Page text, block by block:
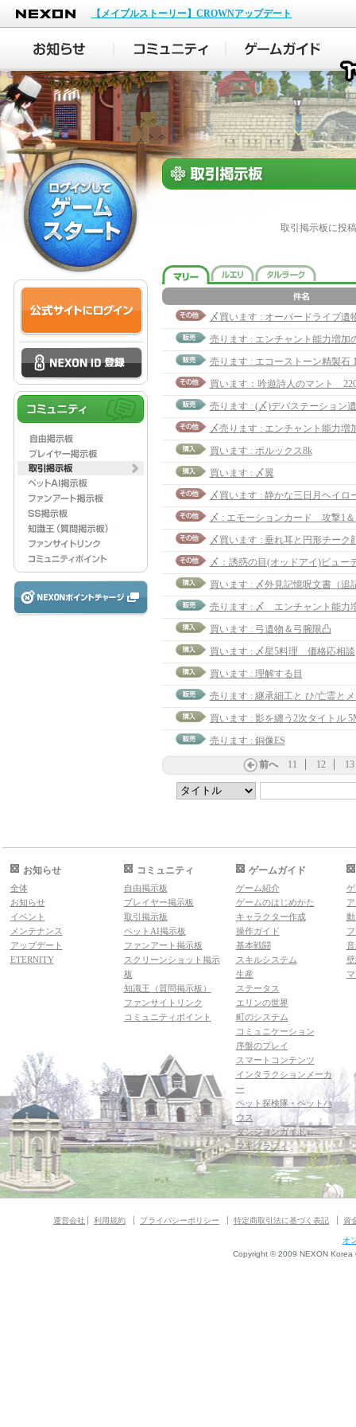
NEXON
【メイプルストーリー】CROWNアップデート
取引掲示板に投
〆買います : オーバードライブ遺
売ります : エコーストーン精製石
買います：吟遊詩人のマント
売ります : (〆)デバステーション
買います : ポルックス8k
買います : 〆翼
〆買います : 静かな三日月ヘイロ
〆買います : 垂れ耳と円形チー
〆：誘惑の目(オッドアイ)ビュー
買います : 〆外見記憶呪文書（追
買います : 弓遺物＆弓腕限凸
買います : 〆星5料理 価格応相談
買います : 理解する目
買います : 影を纏う2次タイトル
売ります : 銅像ES
前へ 11 12 13
お知らせ
全体
お知らせ
イベント
メンテナンス
アップデート
ETERNITY
コミュニティ
自由掲示板
プレイヤー掲示板
取引掲示板
ペットAI掲示板
ファンアート掲示板
スクリーンショット掲示
板
知識王（質問掲示板）
ファンサイトリンク
コミュニティポイント
ゲームガイド
ゲーム紹介
ゲームのはじめかた
キャラクター作成
操作ガイド
基本戦闘
スキルシステム
生産
ステータス
エリンの世界
町のシステム
コミュニケーション
序盤のプレイ
スマートコンテンツ
インタラクションメーカ
ー
ペット探検隊・ペットハ
ウス
ダンジョンガイド
マギグラフィ
運営会社 利用規約 プライバシーポリシー 特定商取引法に基づく表記 資
オ
Copyright © 2009 NEXON Korea